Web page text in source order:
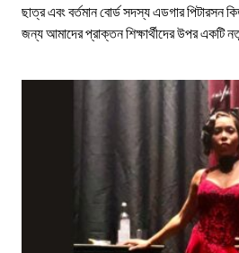
ছাত্র এবং বর্তমান বোর্ড সদস্য এডগার পিটারসন
জন্য আমাদের প্রাক্তন শিক্ষার্থীদের উপর একটি